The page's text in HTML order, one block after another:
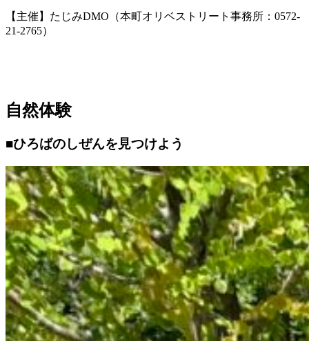
【主催】たじみDMO（本町オリベストリート事務所：0572-
21-2765）
自然体験
■ひろばのしぜんを見つけよう